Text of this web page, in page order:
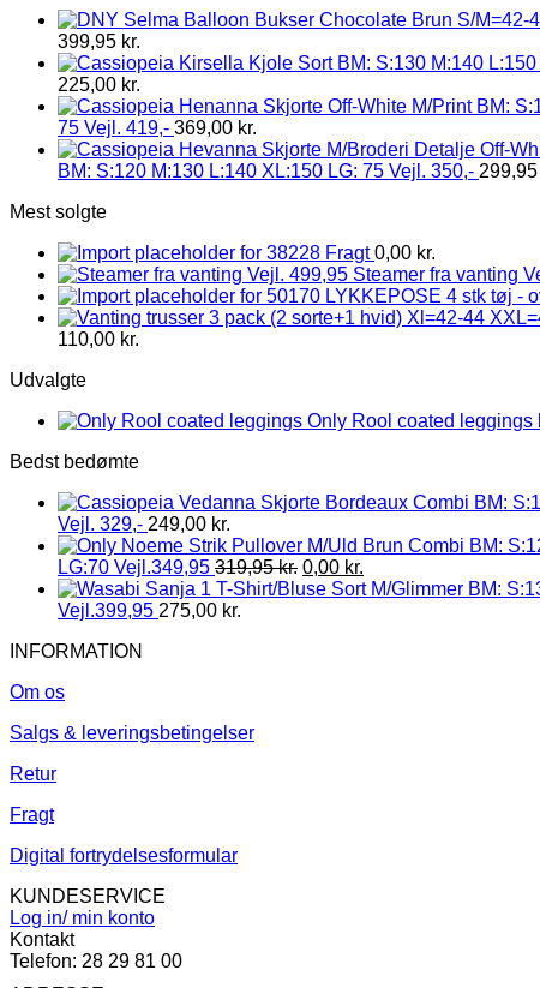
399,95 kr.
225,00 kr.
75 Vejl. 419,- 369,00 kr.
BM: S:120 M:130 L:140 XL:150 LG: 75 Vejl. 350,- 299,95
Mest solgte
Fragt 0,00 kr.
Steamer fra vanting
LYKKEPOSE 4 stk tøj -
110,00 kr.
Udvalgte
Only Rool coated leggings
Bedst bedømte
Vejl. 329,- 249,00 kr.
LG:70 Vejl.349,95 319,95kr. 0,00 kr.
Vejl.399,95 275,00 kr.
INFORMATION
Om os
Salgs & leveringsbetingelser
Retur
Fragt
Digital fortrydelsesformular
KUNDESERVICE
Log in/ min konto
Kontakt
Telefon: 28 29 81 00